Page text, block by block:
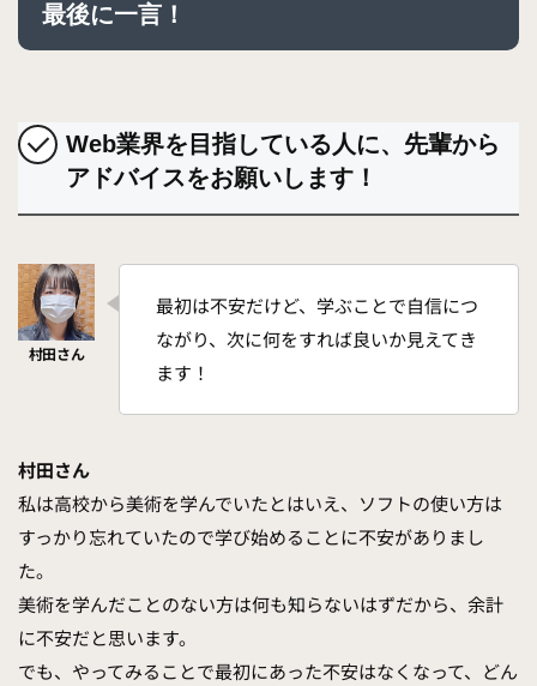
最後に一言！
Web業界を目指している人に、先輩から
アドバイスをお願いします！
最初は不安だけど、学ぶことで自信につ
ながり、次に何をすれば良いか見えてき
ます！
村田さん
私は高校から美術を学んでいたとはいえ、ソフトの使い方は
すっかり忘れていたので学び始めることに不安がありまし
た。
美術を学んだことのない方は何も知らないはずだから、余計
に不安だと思います。
でも、やってみることで最初にあった不安はなくなって、どん